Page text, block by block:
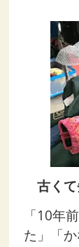
古く
「10年
た」「